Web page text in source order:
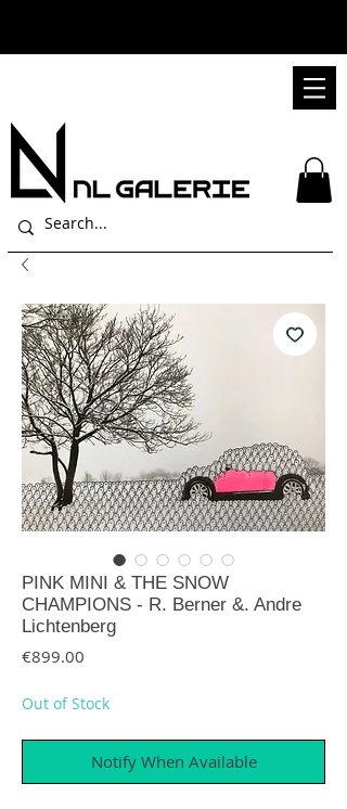
PINK MINI & THE SNOW
CHAMPIONS - R. Berner &. Andre
Lichtenberg
€899.00
Out of Stock
Notify When Available